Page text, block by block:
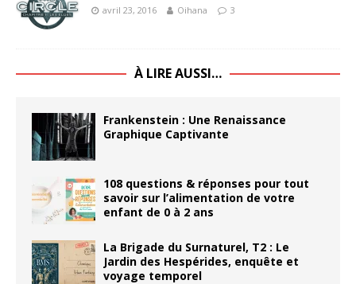
avril 23, 2016 Oihana 3
À LIRE AUSSI…
Frankenstein : Une Renaissance
Graphique Captivante
108 questions & réponses pour tout
savoir sur l’alimentation de votre
enfant de 0 à 2 ans
La Brigade du Surnaturel, T2 : Le
Jardin des Hespérides, enquête et
voyage temporel